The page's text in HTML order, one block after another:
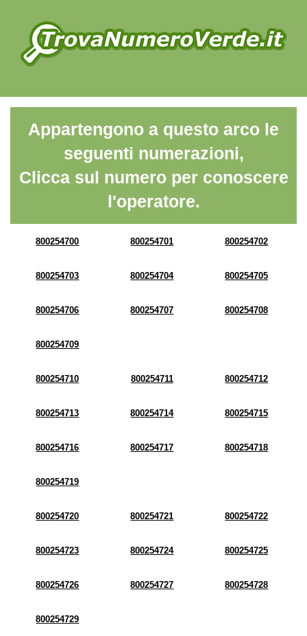
Appartengono a questo arco le
seguenti numerazioni,
Clicca sul numero per conoscere
l'operatore.
800254700 800254701 800254702
800254703 800254704 800254705
800254706 800254707 800254708
800254709
800254710 800254711 800254712
800254713 800254714 800254715
800254716 800254717 800254718
800254719
800254720 800254721 800254722
800254723 800254724 800254725
800254726 800254727 800254728
800254729